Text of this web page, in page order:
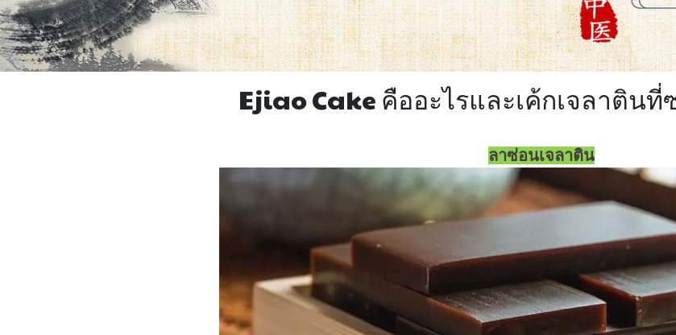
Ejiao Cake คืออะไรและเค้กเจลาตินที่
ลาซ่อนเจลาติน